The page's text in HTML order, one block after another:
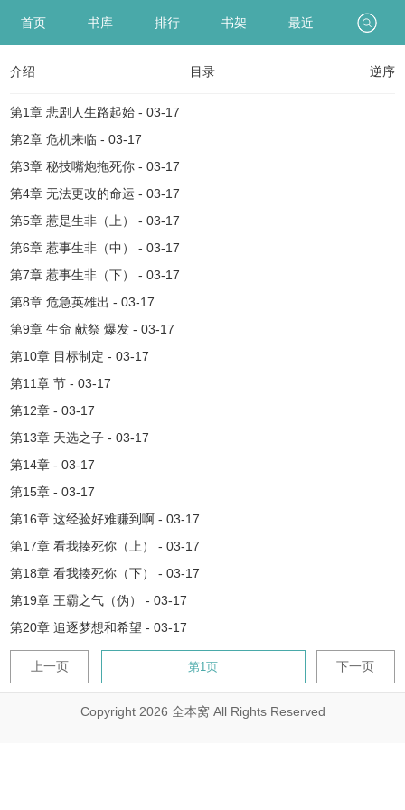
首页 书库 排行 书架 最近
介绍 目录 逆序
第1章 悲剧人生路起始 - 03-17
第2章 危机来临 - 03-17
第3章 秘技嘴炮拖死你 - 03-17
第4章 无法更改的命运 - 03-17
第5章 惹是生非（上） - 03-17
第6章 惹事生非（中） - 03-17
第7章 惹事生非（下） - 03-17
第8章 危急英雄出 - 03-17
第9章 生命 献祭 爆发 - 03-17
第10章 目标制定 - 03-17
第11章 节 - 03-17
第12章 - 03-17
第13章 天选之子 - 03-17
第14章 - 03-17
第15章 - 03-17
第16章 这经验好难赚到啊 - 03-17
第17章 看我揍死你（上） - 03-17
第18章 看我揍死你（下） - 03-17
第19章 王霸之气（伪） - 03-17
第20章 追逐梦想和希望 - 03-17
上一页 下一页
Copyright 2026 全本窝 All Rights Reserved